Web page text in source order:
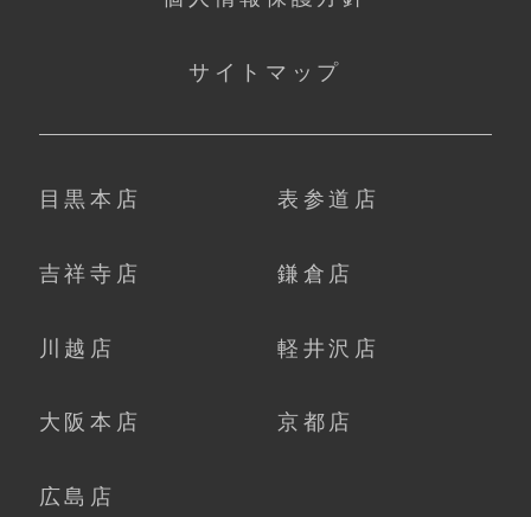
サイトマップ
目黒本店 表参道店
吉祥寺店 鎌倉店
川越店 軽井沢店
大阪本店 京都店
広島店